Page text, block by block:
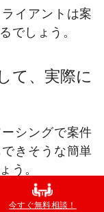
イアントは案
でしょう。
て、実際に
シングで案件
きそうな簡単
う。
今すぐ無料相談！